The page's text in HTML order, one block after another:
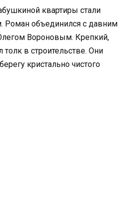
квартиры стали
Роман объединился с давним
Вороновым. Крепкий,
в строительстве. Они
кристально чистого